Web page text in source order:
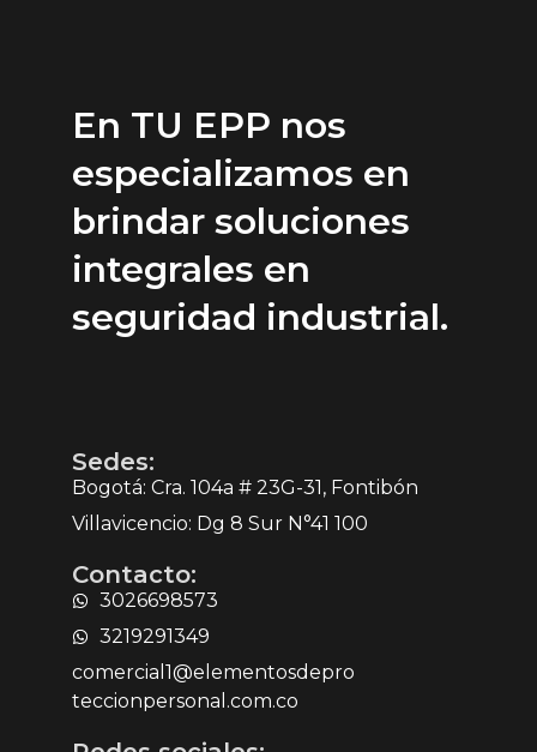
En TU EPP nos
especializamos en
brindar soluciones
integrales en
seguridad industrial.
Sedes:
Bogotá: Cra. 104a # 23G-31, Fontibón
Villavicencio: Dg 8 Sur N°41 100
Contacto:
3026698573
3219291349
comercial1@elementosdepro
teccionpersonal.com.co